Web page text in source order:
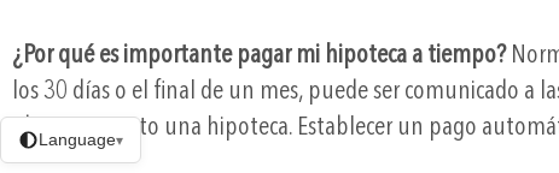
Language▾
¿Por qué es importante pagar mi hipoteca a tiempo?
los 30 días o el final de un mes, puede ser comunicado a
obtener pronto una hipoteca. Establecer un pago